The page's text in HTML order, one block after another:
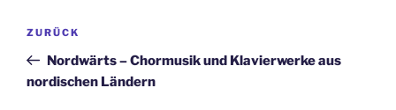
Beitragsnavigation
Vorheriger
Beitrag
ZURÜCK
Nordwärts – Chormusik und Klavierwerke aus
nordischen Ländern